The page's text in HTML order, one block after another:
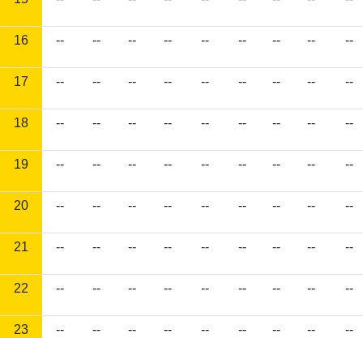
16 -- -- -- -- -- -- -- -- --
17 -- -- -- -- -- -- -- -- --
18 -- -- -- -- -- -- -- -- --
19 -- -- -- -- -- -- -- -- --
20 -- -- -- -- -- -- -- -- --
21 -- -- -- -- -- -- -- -- --
22 -- -- -- -- -- -- -- -- --
23 -- -- -- -- -- -- -- -- --